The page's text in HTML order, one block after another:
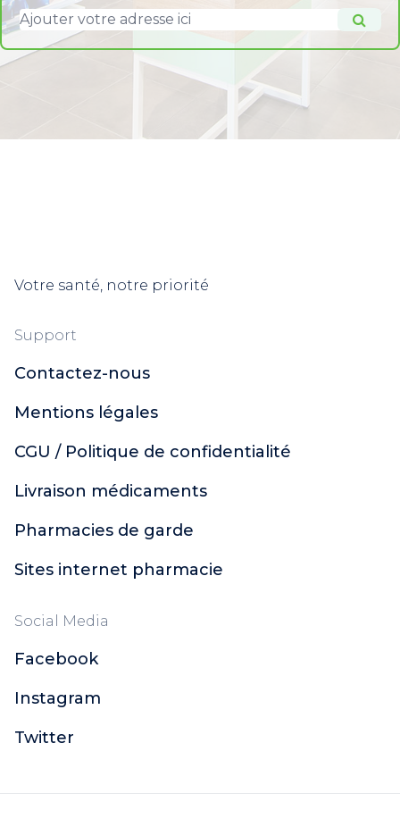
Votre santé, notre priorité
Support
Contactez-nous
Mentions légales
CGU / Politique de confidentialité
Livraison médicaments
Pharmacies de garde
Sites internet pharmacie
Social Media
Facebook
Instagram
Twitter